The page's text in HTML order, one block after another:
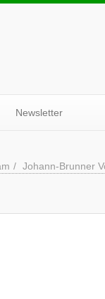
Newsletter
Johann-Brunner